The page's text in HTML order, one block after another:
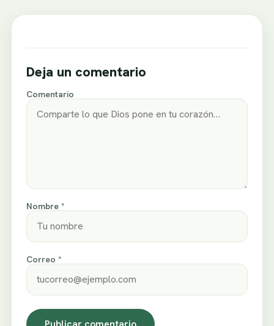
Deja un comentario
Comentario
Nombre *
Correo *